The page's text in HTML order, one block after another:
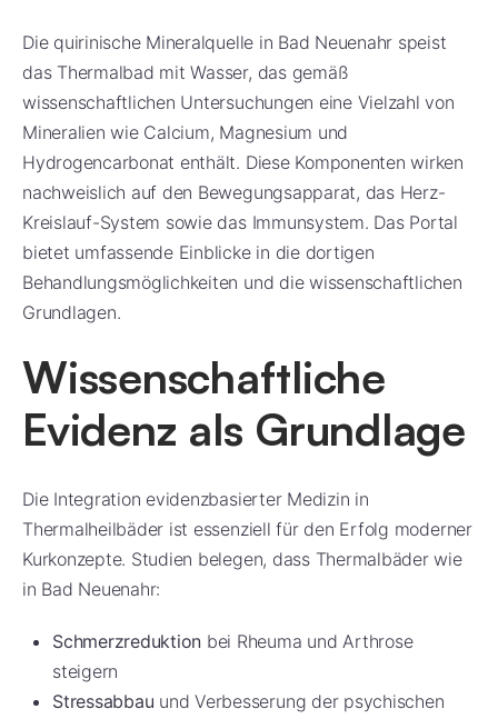
Die quirinische Mineralquelle in Bad Neuenahr speist
das Thermalbad mit Wasser, das gemäß
wissenschaftlichen Untersuchungen eine Vielzahl von
Mineralien wie Calcium, Magnesium und
Hydrogencarbonat enthält. Diese Komponenten wirken
nachweislich auf den Bewegungsapparat, das Herz-
Kreislauf-System sowie das Immunsystem. Das Portal
bietet umfassende Einblicke in die dortigen
Behandlungsmöglichkeiten und die wissenschaftlichen
Grundlagen.
Wissenschaftliche
Evidenz als Grundlage
Die Integration evidenzbasierter Medizin in
Thermalheilbäder ist essenziell für den Erfolg moderner
Kurkonzepte. Studien belegen, dass Thermalbäder wie
in Bad Neuenahr:
Schmerzreduktion bei Rheuma und Arthrose
steigern
Stressabbau und Verbesserung der psychischen